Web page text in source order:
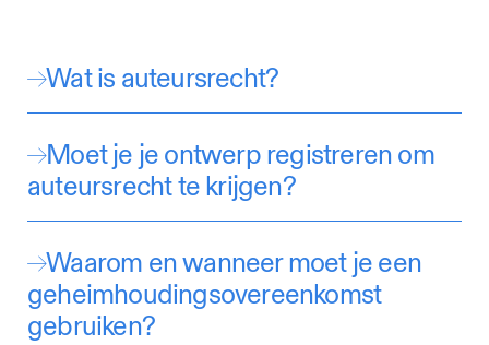
Wat is auteursrecht?
Moet je je ontwerp registreren om
auteursrecht te krijgen?
Waarom en wanneer moet je een
geheimhoudingsovereenkomst
gebruiken?